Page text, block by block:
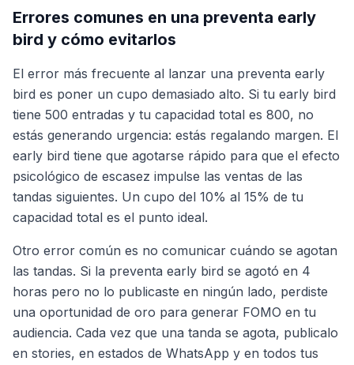
Errores comunes en una preventa early
bird y cómo evitarlos
El error más frecuente al lanzar una preventa early
bird es poner un cupo demasiado alto. Si tu early bird
tiene 500 entradas y tu capacidad total es 800, no
estás generando urgencia: estás regalando margen. El
early bird tiene que agotarse rápido para que el efecto
psicológico de escasez impulse las ventas de las
tandas siguientes. Un cupo del 10% al 15% de tu
capacidad total es el punto ideal.
Otro error común es no comunicar cuándo se agotan
las tandas. Si la preventa early bird se agotó en 4
horas pero no lo publicaste en ningún lado, perdiste
una oportunidad de oro para generar FOMO en tu
audiencia. Cada vez que una tanda se agota, publicalo
en stories, en estados de WhatsApp y en todos tus